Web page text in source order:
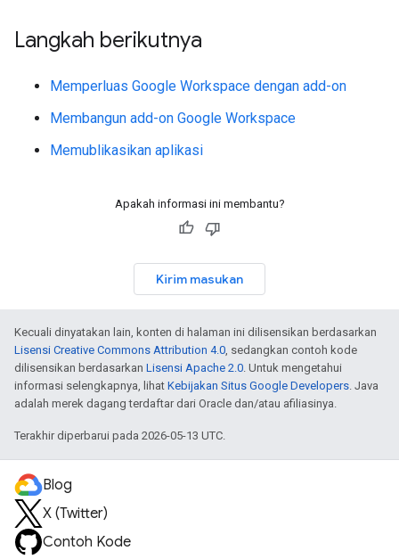
Langkah berikutnya
Memperluas Google Workspace dengan add-on
Membangun add-on Google Workspace
Memublikasikan aplikasi
Apakah informasi ini membantu?
Kirim masukan
Kecuali dinyatakan lain, konten di halaman ini dilisensikan berdasarkan
Lisensi Creative Commons Attribution 4.0, sedangkan contoh kode
dilisensikan berdasarkan Lisensi Apache 2.0. Untuk mengetahui
informasi selengkapnya, lihat Kebijakan Situs Google Developers. Java
adalah merek dagang terdaftar dari Oracle dan/atau afiliasinya.
Terakhir diperbarui pada 2026-05-13 UTC.
Blog
X (Twitter)
Contoh Kode